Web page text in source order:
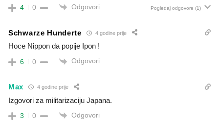
4 0 Odgovori Pogledaj odgovore (1)
Schwarze Hunderte 4 godine prije
Hoce Nippon da popije Ipon !
6 0 Odgovori
Max 4 godine prije
Izgovori za militarizaciju Japana.
3 0 Odgovori